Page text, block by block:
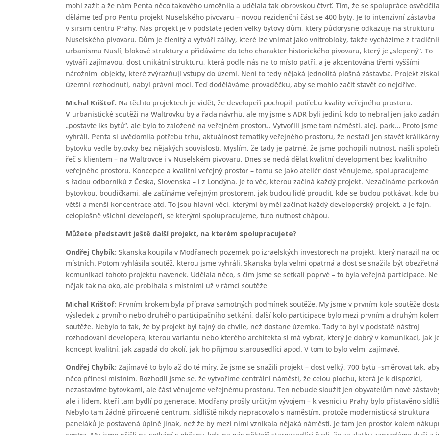
mohl zažít a že nám Penta něco takového umožnila a udělala tak obrovskou čtvrť. Tím, že se spolupráce
děláme teď pro Pentu projekt Nuselského pivovaru – novou rezidenční část se 400 byty. Je to intenzivní zástavba
v širším centru Prahy. Náš projekt je v podstatě jeden velký bytový dům, který půdorysně odkazuje na strukturu
Nuselského pivovaru. Dům je členitý a vytváří zálivy, které lze vnímat jako vnitrobloky, takže vycházíme z
urbanismu Nuslí, blokové struktury a přidáváme do toho charakter historického pivovaru, který je „slepený“. To
vytváří zajímavou, dost unikátní strukturu, která podle nás na to místo patří, a je akcentována třemi vyššími
nárožními objekty, které zvýrazňují vstupy do území. Není to tedy nějaká jednolitá plošná zástavba. Projekt získal
územní rozhodnutí, nabyl právní moci. Teď doděláváme prováděčku, aby se mohlo začít stavět co nejdříve.
Michal Krištof: Na těchto projektech je vidět, že developeři pochopili potřebu kvality veřejného prostoru.
V urbanistické soutěži na Waltrovku byla řada návrhů, ale my jsme s ADR byli jediní, kdo to nebral jen jako
„postavte iks bytů“, ale bylo to založené na veřejném prostoru. Vytvořili jsme tam náměstí, alej, park… Proto jsme
vyhráli. Penta si uvědomila potřebu trhu, aktuálnost tematiky veřejného prostoru, že nestačí jen stavět
bytovku vedle bytovky bez nějakých souvislostí. Myslím, že tady je patrné, že jsme pochopili nutnost, našli
řeč s klientem – na Waltrovce i v Nuselském pivovaru. Dnes se nedá dělat kvalitní development bez kvalitního
veřejného prostoru. Koncepce a kvalitní veřejný prostor – tomu se jako ateliér dost věnujeme, spolupracujeme
s řadou odborníků z Česka, Slovenska – i z Londýna. Je to věc, kterou začíná každý projekt. Nezačínáme
bytovkou, boudičkami, ale začínáme veřejným prostorem, jak budou lidé proudit, kde se budou potkávat, kde
větší a menší koncentrace atd. To jsou hlavní věci, kterými by měl začínat každý developerský projekt, a je fajn,
celoplošně všichni developeři, se kterými spolupracujeme, tuto nutnost chápou.
Můžete představit ještě další projekt, na kterém spolupracujete?
Ondřej Chybík: Skanska koupila v Modřanech pozemek po izraelských investorech na projekt, který narazil na
místních. Potom vyhlásila soutěž, kterou jsme vyhráli. Skanska byla velmi opatrná a dost se snažila být
komunikaci tohoto projektu navenek. Udělala něco, s čím jsme se setkali poprvé – to byla veřejná participace. Ne
nějak tak na oko, ale probíhala s místními už v rámci soutěže.
Michal Krištof: Prvním krokem byla příprava samotných podmínek soutěže. My jsme v prvním kole soutěže
výsledek z prvního nebo druhého participačního setkání, další kolo participace bylo mezi prvním a druhým kolem
soutěže. Nebylo to tak, že by projekt byl tajný do chvíle, než dostane územko. Tady to byl v podstatě nástroj
rozhodování developera, kterou variantu nebo kterého architekta si má vybrat, který je dobrý v komunikaci, jak
koncept kvalitní, jak zapadá do okolí, jak ho přijmou starousedlíci apod. V tom to bylo velmi zajímavé.
Ondřej Chybík: Zajímavé to bylo až do té míry, že jsme se snažili projekt – dost velký, 700 bytů –směrovat tak, aby
něco přinesl místním. Rozhodli jsme se, že vytvoříme centrální náměstí, že celou plochu, která je k dispozici,
nezastavíme bytovkami, ale část věnujeme veřejnému prostoru. Ten nebude sloužit jen obyvatelům nové
ale i lidem, kteří tam bydlí po generace. Modřany prošly určitým vývojem – k vesnici u Prahy bylo přistavěno
Nebylo tam žádné přirozené centrum, sídliště nikdy nepracovalo s náměstím, protože modernistická struktura
paneláků je postavená úplně jinak, než že by mezi nimi vznikala nějaká náměstí. Je tam jen prostor kolem